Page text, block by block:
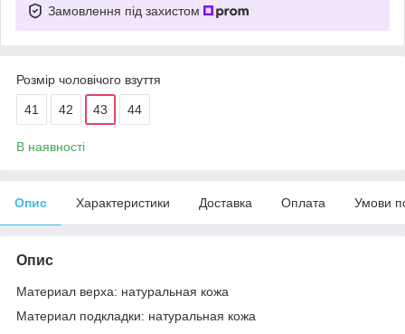
Замовлення під захистом
Розмір чоловічого взуття
41 42 43 44
В наявності
Опис Характеристики Доставка Оплата Умови
Опис
Материал верха: натуральная кожа
Материал подкладки: натуральная кожа